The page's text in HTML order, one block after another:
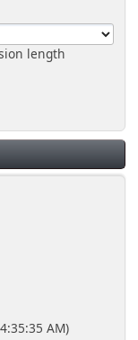
length
AM)